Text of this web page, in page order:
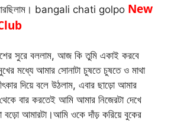
bangali chati golpo New
সুরে বললাম, আজ কি তুমি একাই করবে
মধ্যে আমার সোনাটা চুষতে চুষতে ও মাথা
দিয়ে বলে উঠলাম, এবার ছাড়ো আমার
বার করতেই আমি আমার নিজেরটা দেখে
আমারটা।আমি ওকে দাঁড় করিয়ে বুকের